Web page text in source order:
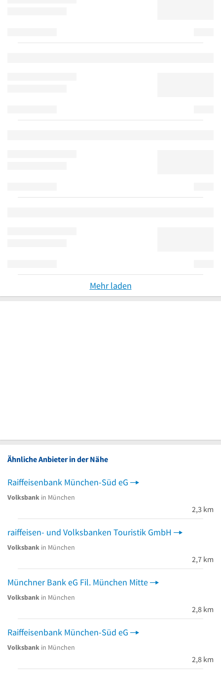
Mehr laden
Ähnliche Anbieter in der Nähe
Raiffeisenbank München-Süd eG
Volksbank in München
2,3 km
raiffeisen- und Volksbanken Touristik GmbH
Volksbank in München
2,7 km
Münchner Bank eG Fil. München Mitte
Volksbank in München
2,8 km
Raiffeisenbank München-Süd eG
Volksbank in München
2,8 km